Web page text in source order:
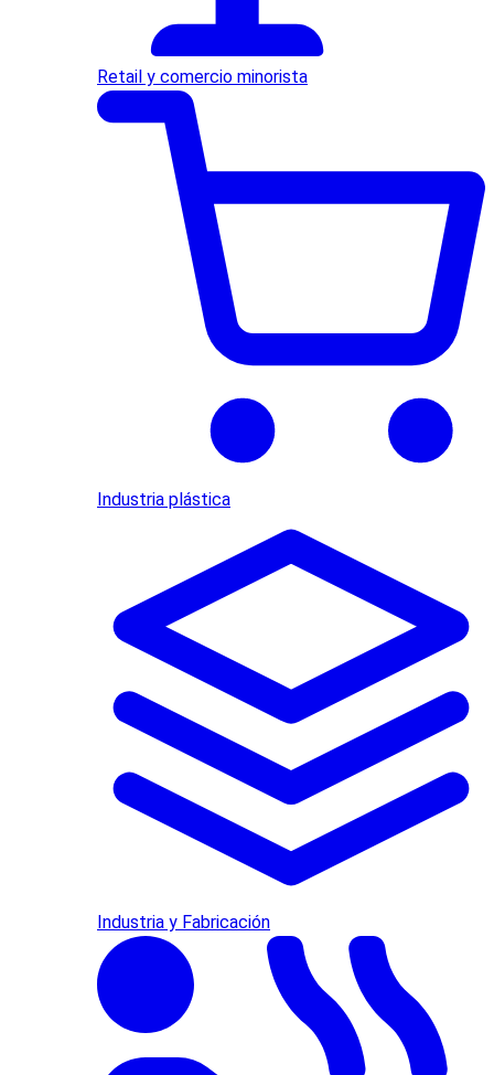
Retail y comercio minorista
Industria plástica
Industria y Fabricación